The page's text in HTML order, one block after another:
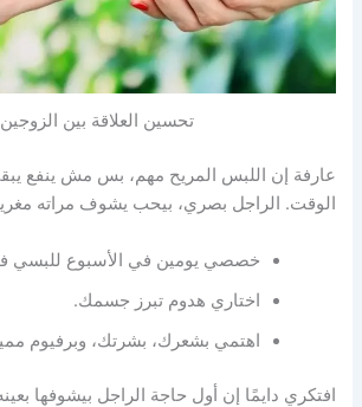
تحسين العلاقة بين الزوجين
عارفة إن اللبس المريح مهم، بس مش ينفع
الوقت. الراجل بصري، بيحب يشوف مراته
خصصي يومين في الأسبوع للبسي
اختاري هدوم تبرز جسمك.
اهتمي بشعرك، بشرتك، وبرفيوم
افتكري دايمًا إن أول حاجة الراجل بيشوفها